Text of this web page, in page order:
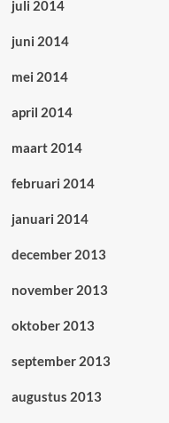
juli 2014
juni 2014
mei 2014
april 2014
maart 2014
februari 2014
januari 2014
december 2013
november 2013
oktober 2013
september 2013
augustus 2013